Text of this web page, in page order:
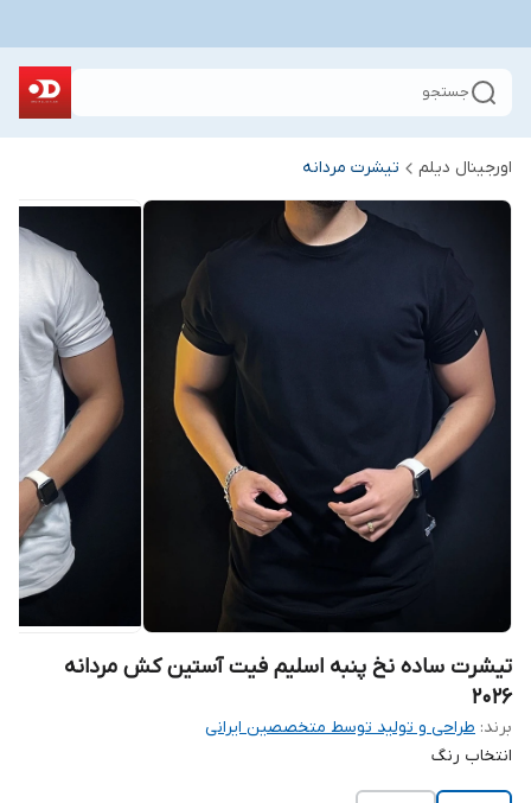
جستجو
اورجینال دیلم تیشرت مردانه
تیشرت ساده نخ پنبه اسلیم فیت آستین کش مردانه
2026
برند: طراحی و تولید توسط متخصصین ایرانی
انتخاب رنگ